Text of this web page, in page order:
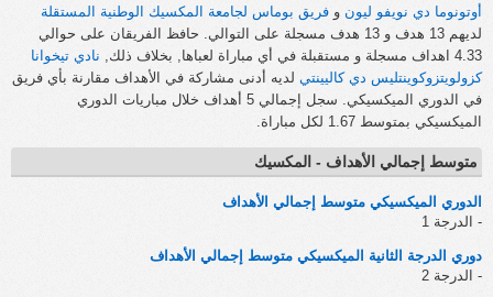
أوتونوما دي نويفو ليون و فريق بوماس لجامعة المكسيك الوطنية المستقلة
لديهم 13 هدف و 13 هدف مسجلة على التوالي. حافظ الفريقان على حوالي
4.33 اهداف مسجلة و مستقبلة في أي مباراة لعباها, بخلاف ذلك,
نادي تيخوانا
كزولويتزوكوينتليس دي كاليينتي لديه أدنى مشاركة في الأهداف مقارنة بأي فريق
في الدوري الميكسيكي. سجل إجمالي 5 أهداف خلال مباريات الدوري
الميكسيكي بمتوسط 1.67 لكل مباراة.
متوسط إجمالي الأهداف - المكسيك
الدوري الميكسيكي متوسط إجمالي الأهداف
- الدرجة 1
دوري الدرجة الثانية الميكسيكي متوسط إجمالي الأهداف
- الدرجة 2